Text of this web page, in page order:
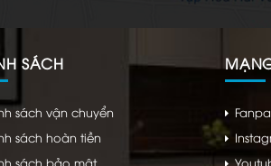
SÁCH
sách vận chuyển
sách hoàn tiền
sách bảo mật